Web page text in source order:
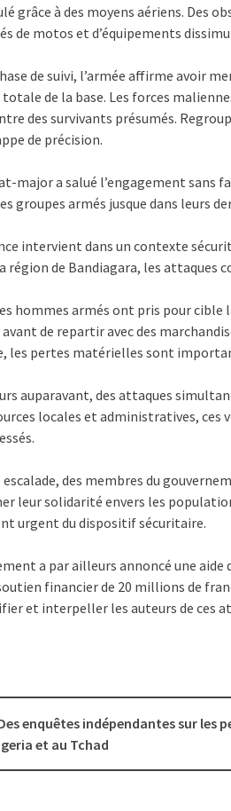
grâce à des moyens aériens. Des
de motos et d’équipements
de suivi, l’armée affirme avoir
de la base. Les forces
des survivants présumés.
de précision.
major a salué l’engagement sans
groupes armés jusque dans leurs
intervient dans un contexte
région de Bandiagara, les
hommes armés ont pris pour
de repartir avec des
les pertes matérielles sont
auparavant, des attaques
locales et administratives,
escalade, des membres du
leur solidarité envers les
urgent du dispositif sécuritaire.
a par ailleurs annoncé une
financier de 20 millions de
et interpeller les auteurs de ces
Des enquêtes indépendantes sur les
et au Tchad